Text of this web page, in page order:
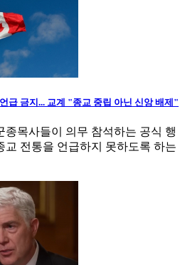
급 금지... 교계 "종교 중립 아닌 신앙 배제"
종목사들이 의무 참석하는 공식 행
교 전통을 언급하지 못하도록 하는